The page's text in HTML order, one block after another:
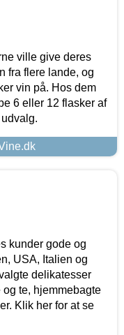
ville give deres
fra flere lande, og
vin på. Hos dem
6 eller 12 flasker af
kunder gode og
USA, Italien og
delikatesser
te, hjemmebagte
Klik her for at se